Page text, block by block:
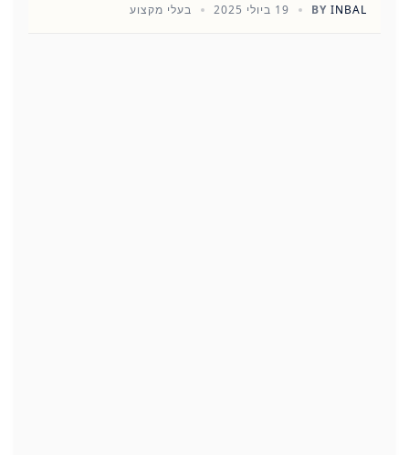
BY INBAL 19 ביולי 2025 בעלי מקצוע